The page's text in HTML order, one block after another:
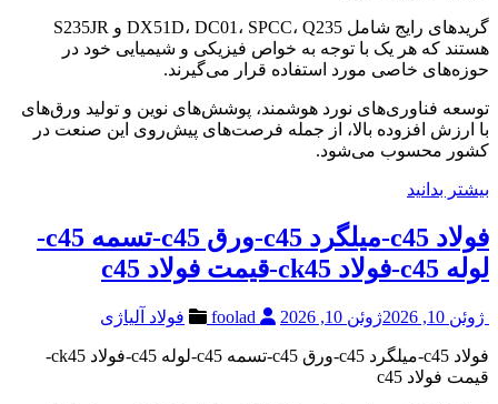
گریدهای رایج شامل DX51D، DC01، SPCC، Q235 و S235JR
هستند که هر یک با توجه به خواص فیزیکی و شیمیایی خود در
حوزه‌های خاصی مورد استفاده قرار می‌گیرند.
توسعه فناوری‌های نورد هوشمند، پوشش‌های نوین و تولید ورق‌های
با ارزش افزوده بالا، از جمله فرصت‌های پیش‌روی این صنعت در
کشور محسوب می‌شود.
بیشتر بدانید
فولاد c45-میلگرد c45-ورق c45-تسمه c45-
لوله c45-فولاد ck45-قیمت فولاد c45
ژوئن 10, 2026 ژوئن 10, 2026 فولاد آلیاژی
فولاد c45-میلگرد c45-ورق c45-تسمه c45-لوله c45-فولاد ck45-
قیمت فولاد c45